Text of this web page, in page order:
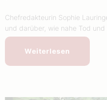
Chefredakteurin Sophie
und darüber, wie nahe Tod
Weiterlesen